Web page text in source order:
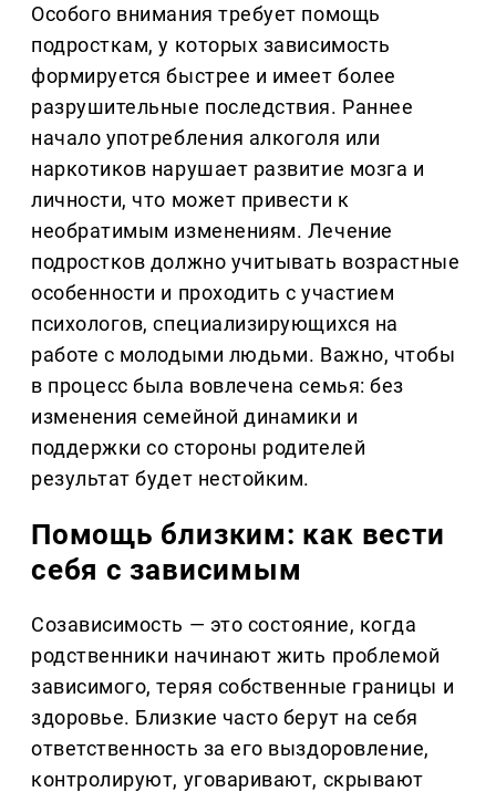
Особого внимания требует помощь
подросткам, у которых зависимость
формируется быстрее и имеет более
разрушительные последствия. Раннее
начало употребления алкоголя или
наркотиков нарушает развитие мозга и
личности, что может привести к
необратимым изменениям. Лечение
подростков должно учитывать возрастные
особенности и проходить с участием
психологов, специализирующихся на
работе с молодыми людьми. Важно, чтобы
в процесс была вовлечена семья: без
изменения семейной динамики и
поддержки со стороны родителей
результат будет нестойким.
Помощь близким: как вести
себя с зависимым
Созависимость — это состояние, когда
родственники начинают жить проблемой
зависимого, теряя собственные границы и
здоровье. Близкие часто берут на себя
ответственность за его выздоровление,
контролируют, уговаривают, скрывают